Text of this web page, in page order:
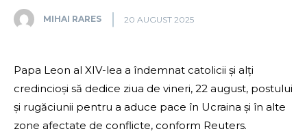
MIHAI RARES 20 AUGUST 2025
Papa Leon al XIV-lea a îndemnat catolicii și alți
credincioși să dedice ziua de vineri, 22 august, postului
și rugăciunii pentru a aduce pace în Ucraina și în alte
zone afectate de conflicte, conform Reuters.